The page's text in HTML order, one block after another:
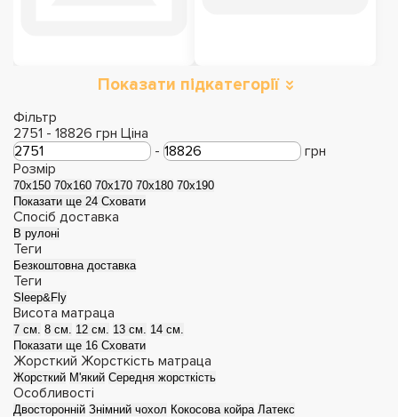
Двоспальні матраци
Односпальні
Дитячі матраци
Показати підкатегорії
Фільтр
2751 - 18826 грн Ціна
-
грн
Розмір
70х150 70х160 70х170 70х180 70x190
Показати ще 24 Сховати
Спосіб доставка
В рулоні
Теги
Безкоштовна доставка
Теги
Sleep&Fly
Висота матраца
7 см. 8 см. 12 см. 13 см. 14 см.
Показати ще 16 Сховати
Жорсткий Жорсткість матраца
Жорсткий М'який Середня жорсткість
Особливості
Двосторонній Знімний чохол Кокосова койра Латекс